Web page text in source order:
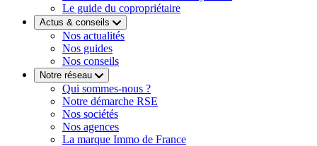
Le guide du copropriétaire
Actus & conseils
Nos actualités
Nos guides
Nos conseils
Notre réseau
Qui sommes-nous ?
Notre démarche RSE
Nos sociétés
Nos agences
La marque Immo de France